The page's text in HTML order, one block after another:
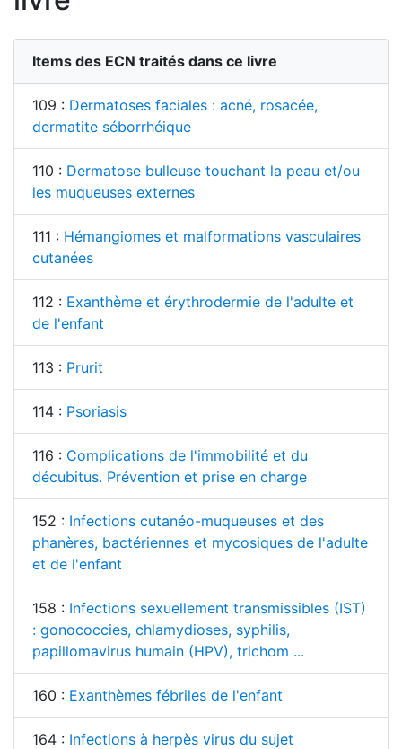
Items des ECN traités dans ce livre
109 : Dermatoses faciales : acné, rosacée,
dermatite séborrhéique
110 : Dermatose bulleuse touchant la peau et/ou
les muqueuses externes
111 : Hémangiomes et malformations vasculaires
cutanées
112 : Exanthème et érythrodermie de l'adulte et
de l'enfant
113 : Prurit
114 : Psoriasis
116 : Complications de l'immobilité et du
décubitus. Prévention et prise en charge
152 : Infections cutanéo-muqueuses et des
phanères, bactériennes et mycosiques de l'adulte
et de l'enfant
158 : Infections sexuellement transmissibles (IST)
: gonococcies, chlamydioses, syphilis,
papillomavirus humain (HPV), trichom ...
160 : Exanthèmes fébriles de l'enfant
164 : Infections à herpès virus du sujet